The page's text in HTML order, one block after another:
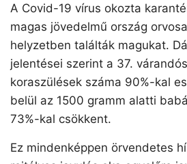
A Covid-19 vírus okozta
magas jövedelmű ország
helyzetben találták magukat.
jelentései szerint a 37.
koraszülések száma 90%-kal
belül az 1500 gramm alatti
73%-kal csökkent.
Ez mindenképpen örvendetes